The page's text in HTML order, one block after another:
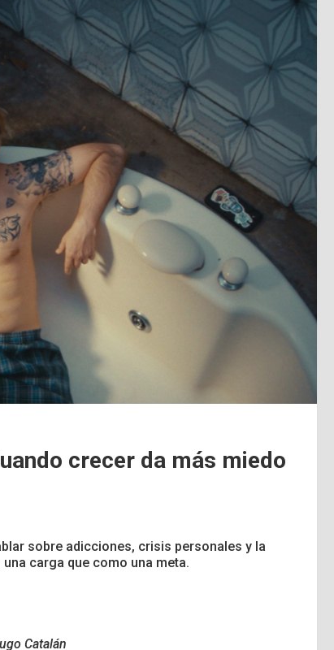
crecer da más miedo
sobre adicciones, crisis personales y la
carga que como una meta.
Catalán